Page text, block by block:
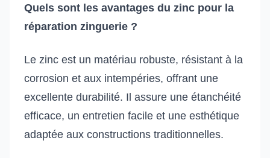
Quels sont les avantages du zinc pour la
réparation zinguerie ?
Le zinc est un matériau robuste, résistant à la
corrosion et aux intempéries, offrant une
excellente durabilité. Il assure une étanchéité
efficace, un entretien facile et une esthétique
adaptée aux constructions traditionnelles.